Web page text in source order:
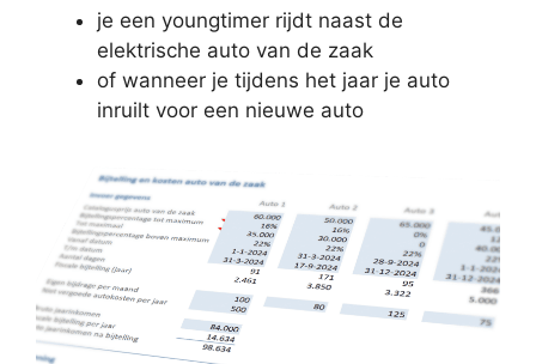
je een youngtimer rijdt naast de
elektrische auto van de zaak
of wanneer je tijdens het jaar je auto
inruilt voor een nieuwe auto